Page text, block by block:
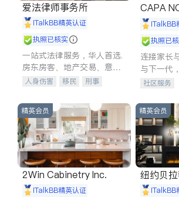
爱法律师事务所
iTalkBB精英认证
执照已核实
一站式法律服务，华人首选.
房东房客、地产交易、意外
伤害、车祸重伤、商业诉
建筑合同、刑事案件全包办
人身伤害 移民
刑事
信托/遗嘱
商业
商标注册
索赔
律师-其它 保释
CAPA
长会iTalkBB
执照已
连接家长
与下一代
携手建设
社区服务
精英会员
2Win Cabinetry Inc.
iTalkBB精英认证
精英会员
纽约贝拉奢
A LUXE
iTalkBB